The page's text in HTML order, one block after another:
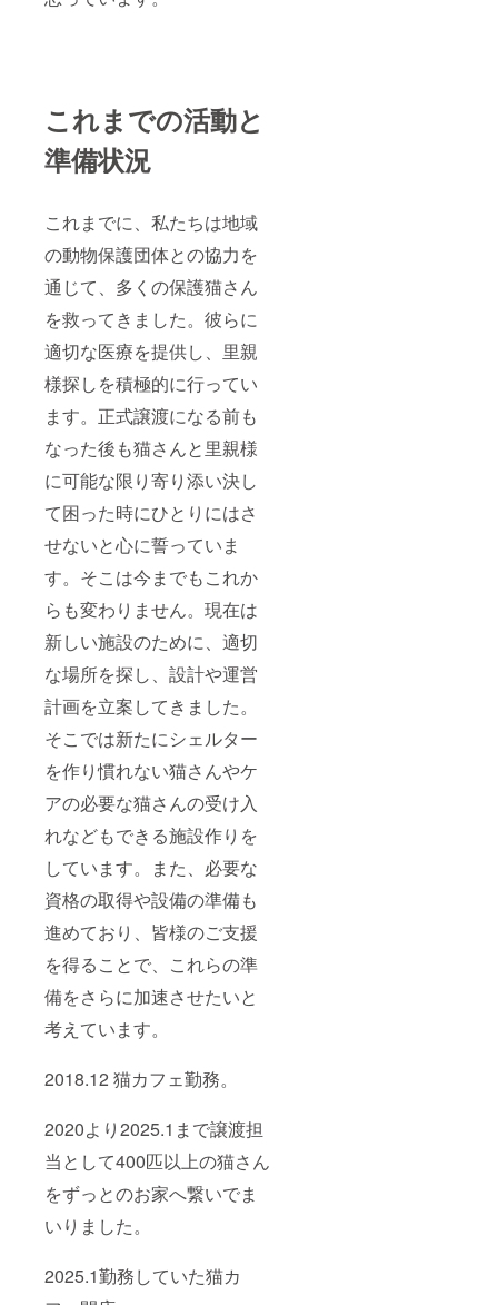
これまでの活動と
準備状況
これまでに、私たちは地域
の動物保護団体との協力を
通じて、多くの保護猫さん
を救ってきました。彼らに
適切な医療を提供し、里親
様探しを積極的に行ってい
ます。正式譲渡になる前も
なった後も猫さんと里親様
に可能な限り寄り添い決し
て困った時にひとりにはさ
せないと心に誓っていま
す。そこは今までもこれか
らも変わりません。現在は
新しい施設のために、適切
な場所を探し、設計や運営
計画を立案してきました。
そこでは新たにシェルター
を作り慣れない猫さんやケ
アの必要な猫さんの受け入
れなどもできる施設作りを
しています。また、必要な
資格の取得や設備の準備も
進めており、皆様のご支援
を得ることで、これらの準
備をさらに加速させたいと
考えています。
2018.12 猫カフェ勤務。
2020より2025.1まで譲渡担
当として400匹以上の猫さん
をずっとのお家へ繋いでま
いりました。
2025.1勤務していた猫カ